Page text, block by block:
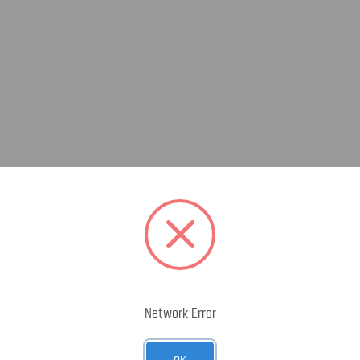
Network Error